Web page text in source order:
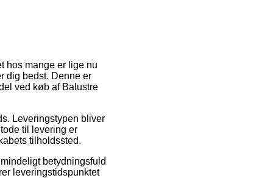
hos mange er lige nu
dig bedst. Denne er
ved køb af Balustre
Leveringstypen bliver
til levering er
tilholdssted.
betydningsfuld
leveringstidspunktet